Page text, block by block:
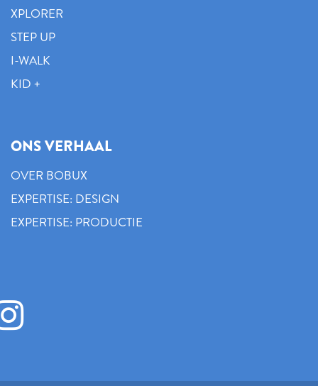
XPLORER
STEP UP
I-WALK
KID +
ONS VERHAAL
OVER BOBUX
EXPERTISE: DESIGN
EXPERTISE: PRODUCTIE